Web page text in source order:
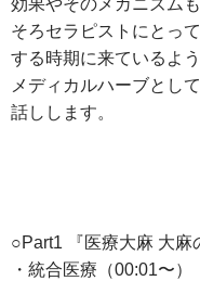
効果やそのメカニズム
そろセラピストにとっ
する時期に来ているよ
メディカルハーブとし
話しします。
○Part1 『医療大麻 大麻
・統合医療（00:01〜）